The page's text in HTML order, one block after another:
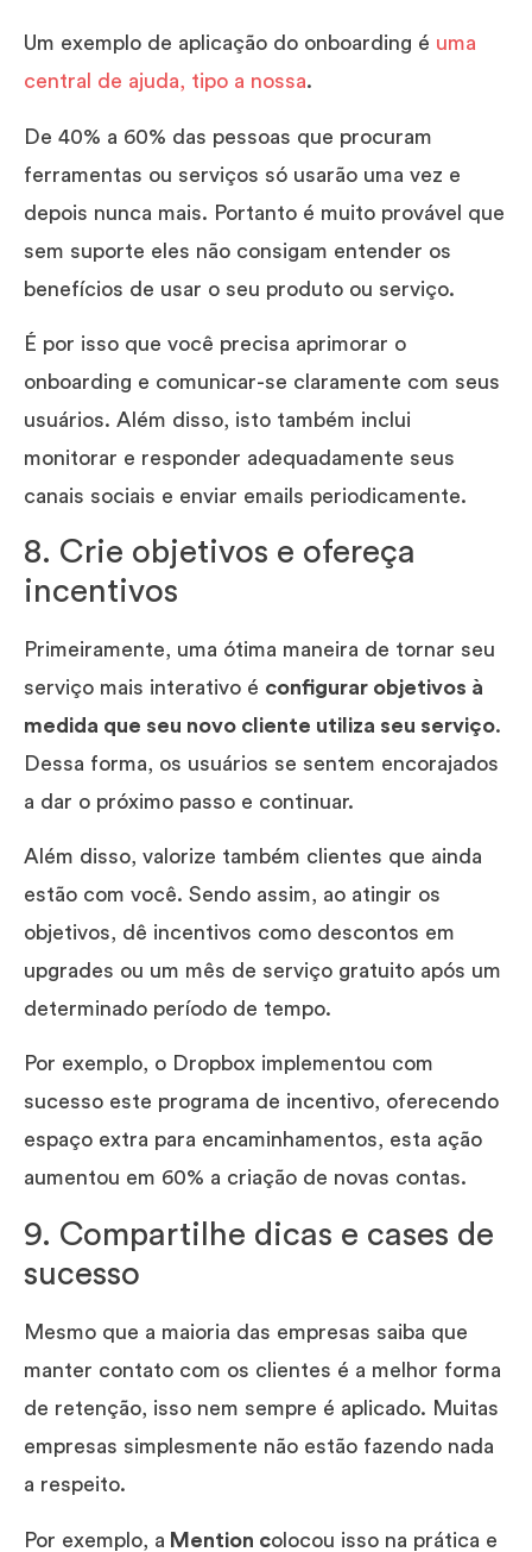
Um exemplo de aplicação do onboarding é uma
central de ajuda, tipo a nossa.
De 40% a 60% das pessoas que procuram
ferramentas ou serviços só usarão uma vez e
depois nunca mais. Portanto é muito provável que
sem suporte eles não consigam entender os
benefícios de usar o seu produto ou serviço.
É por isso que você precisa aprimorar o
onboarding e comunicar-se claramente com seus
usuários. Além disso, isto também inclui
monitorar e responder adequadamente seus
canais sociais e enviar emails periodicamente.
8. Crie objetivos e ofereça
incentivos
Primeiramente, uma ótima maneira de tornar seu
serviço mais interativo é configurar objetivos à
medida que seu novo cliente utiliza seu serviço.
Dessa forma, os usuários se sentem encorajados
a dar o próximo passo e continuar.
Além disso, valorize também clientes que ainda
estão com você. Sendo assim, ao atingir os
objetivos, dê incentivos como descontos em
upgrades ou um mês de serviço gratuito após um
determinado período de tempo.
Por exemplo, o Dropbox implementou com
sucesso este programa de incentivo, oferecendo
espaço extra para encaminhamentos, esta ação
aumentou em 60% a criação de novas contas.
9. Compartilhe dicas e cases de
sucesso
Mesmo que a maioria das empresas saiba que
manter contato com os clientes é a melhor forma
de retenção, isso nem sempre é aplicado. Muitas
empresas simplesmente não estão fazendo nada
a respeito.
Por exemplo, a Mention colocou isso na prática e